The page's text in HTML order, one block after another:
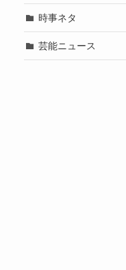
時事ネタ
芸能ニュース